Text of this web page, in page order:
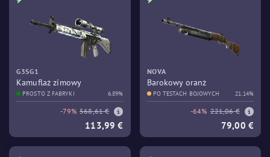
G3SG1
Kamuflaż zimowy
PROSTO Z FABRYKI 6.89%
-79% 568,61 €
113,99 €
NOVA
Barokowy oranż
PO TESTACH BOJOWYCH 21.14%
-64% 221,06 €
79,00 €